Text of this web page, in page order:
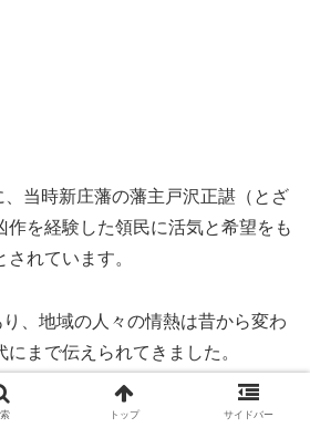
当時新庄藩の藩主戸沢正諶（とざ
作を経験した領民に活気と希望をも
れています。
、地域の人々の情熱は昔から変わ
まで伝えられてきました。
方々や若連の、祭りに対する情熱が
トップ サイドバー